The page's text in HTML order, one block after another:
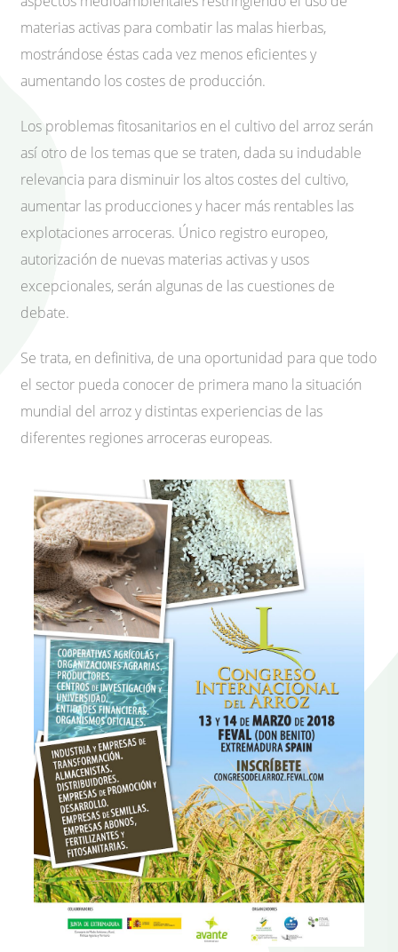
materias activas para combatir las malas hierbas,
mostrándose éstas cada vez menos eficientes y
aumentando los costes de producción.
Los problemas fitosanitarios en el cultivo del arroz serán
así otro de los temas que se traten, dada su indudable
relevancia para disminuir los altos costes del cultivo,
aumentar las producciones y hacer más rentables las
explotaciones arroceras. Único registro europeo,
autorización de nuevas materias activas y usos
excepcionales, serán algunas de las cuestiones de
debate.
Se trata, en definitiva, de una oportunidad para que todo
el sector pueda conocer de primera mano la situación
mundial del arroz y distintas experiencias de las
diferentes regiones arroceras europeas.